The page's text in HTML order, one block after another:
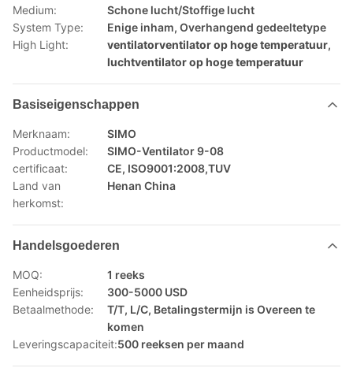
Medium:
Schone lucht/Stoffige lucht
System Type:
Enige inham, Overhangend gedeeltetype
High Light:
ventilatorventilator op hoge temperatuur,
luchtventilator op hoge temperatuur
Basiseigenschappen
Merknaam:
SIMO
Productmodel:
SIMO-Ventilator 9-08
certificaat:
CE, ISO9001:2008,TUV
Land van
herkomst:
Henan China
Handelsgoederen
MOQ:
1 reeks
Eenheidsprijs:
300-5000 USD
Betaalmethode:
T/T, L/C, Betalingstermijn is Overeen te
komen
Leveringscapaciteit:500 reeksen per maand